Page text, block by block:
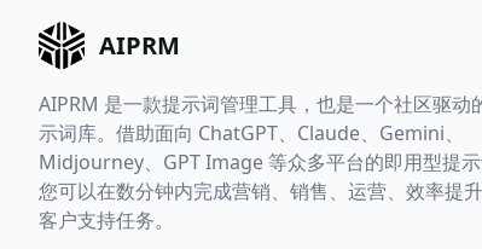
AIPRM
AIPRM 是一款提示词管理工具，也是一个社区驱动
示词库。借助面向 ChatGPT、Claude、Gemini、
Midjourney、GPT Image 等众多平台的即用型提示
您可以在数分钟内完成营销、销售、运营、效率提
客户支持任务。